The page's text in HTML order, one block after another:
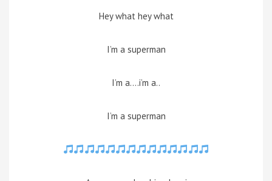
Hey what hey what
I’m a superman
I’m a….i’m a..
I’m a superman